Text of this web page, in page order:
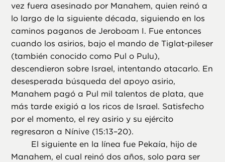
vez fuera asesinado por Manahem, quien reinó a
lo largo de la siguiente década, siguiendo en los
caminos paganos de Jeroboam I. Fue entonces
cuando los asirios, bajo el mando de Tiglat-pileser
(también conocido como Pul o Pulu),
descendieron sobre Israel, intentando atacarlo. En
desesperada búsqueda del apoyo asirio,
Manahem pagó a Pul mil talentos de plata, que
más tarde exigió a los ricos de Israel. Satisfecho
por el momento, el rey asirio y su ejército
regresaron a Nínive (15:13–20).
El siguiente en la línea fue Pekaía, hijo de
Manahem, el cual reinó dos años, solo para ser